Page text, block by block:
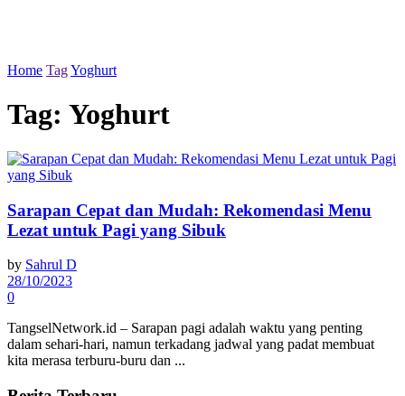
Home TagYoghurt
Tag: Yoghurt
Sarapan Cepat dan Mudah: Rekomendasi Menu
Lezat untuk Pagi yang Sibuk
by Sahrul D
28/10/2023
0
TangselNetwork.id – Sarapan pagi adalah waktu yang penting
dalam sehari-hari, namun terkadang jadwal yang padat membuat
kita merasa terburu-buru dan ...